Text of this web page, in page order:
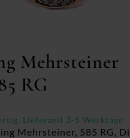
Mehrsteiner
RG
Lieferzeit 3-5 Werktage
Mehrsteiner, 585 RG,